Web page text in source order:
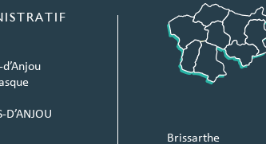
D’ANJOU
Brissarthe